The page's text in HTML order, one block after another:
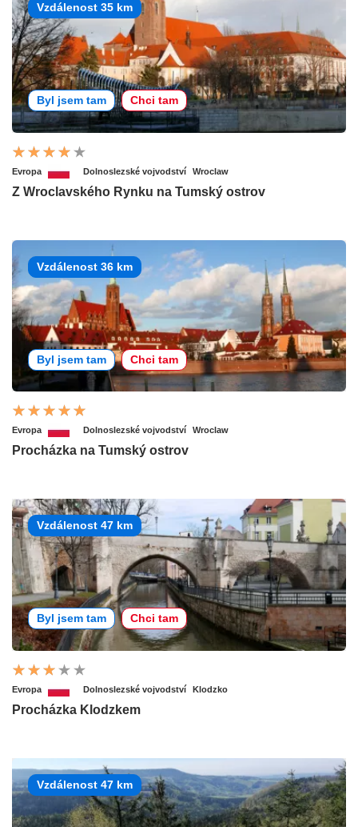
Vzdálenost 35 km
Byl jsem tam Chci tam
Evropa Dolnoslezské vojvodství Wroclaw
Z Wroclavského Rynku na Tumský ostrov
Vzdálenost 36 km
Byl jsem tam Chci tam
Evropa Dolnoslezské vojvodství Wroclaw
Procházka na Tumský ostrov
Vzdálenost 47 km
Byl jsem tam Chci tam
Evropa Dolnoslezské vojvodství Klodzko
Procházka Klodzkem
Vzdálenost 47 km